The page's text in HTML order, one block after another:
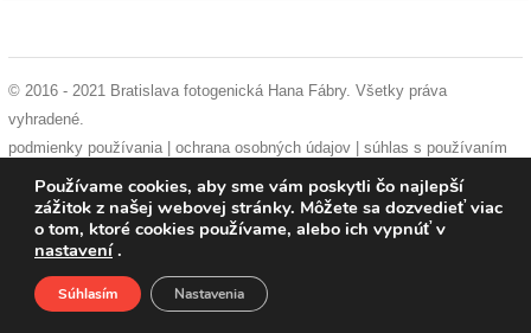
kauzy
konania
stavebné
konania
pripomienkové
© 2016 - 2021 Bratislava fotogenická Hana Fábry. Všetky práva
vyhradené.
podmienky používania
ochrana osobných údajov
súhlas s používaním
cookies
Domov O nás
Používame cookies, aby sme vám poskytli čo najlepší
zážitok z našej webovej stránky. Môžete sa dozvedieť viac
o tom, ktoré cookies používame, alebo ich vypnúť v
nastavení .
Súhlasím Nastavenia